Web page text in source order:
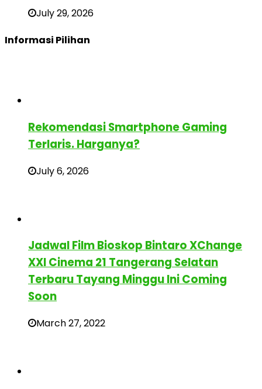
July 29, 2026
Informasi Pilihan
Rekomendasi Smartphone Gaming
Terlaris. Harganya?
July 6, 2026
Jadwal Film Bioskop Bintaro XChange
XXI Cinema 21 Tangerang Selatan
Terbaru Tayang Minggu Ini Coming
Soon
March 27, 2022